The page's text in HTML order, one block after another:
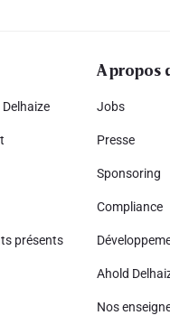
présents
A propos
Jobs
Presse
Sponsoring
Compliance
Ahold
Nos